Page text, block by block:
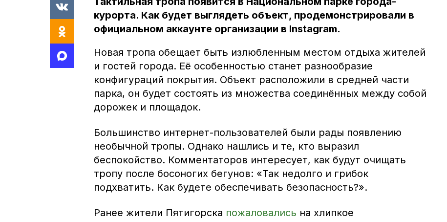
курорта. Как будет выглядеть объект, продемонстрировали в
официальном аккаунте организации в Instagram.
Новая тропа обещает быть излюбленным местом отдыха жителей
и гостей города. Её особенностью станет разнообразие
конфигураций покрытия. Объект расположили в средней части
парка, он будет состоять из множества соединённых между собой
дорожек и площадок.
Большинство интернет-пользователей были рады появлению
необычной тропы. Однако нашлись и те, кто выразил
беспокойство. Комментаторов интересует, как будут очищать
тропу после босоногих бегунов: «Так недолго и грибок
подхватить. Как будете обеспечивать безопасность?».
Ранее жители Пятигорска пожаловались на хлипкое